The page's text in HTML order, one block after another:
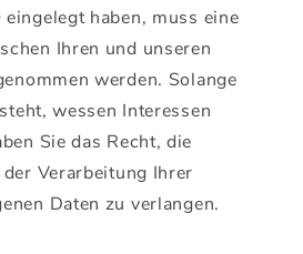
haben, muss eine
Ihren und unseren
werden. Solange
wessen Interessen
Sie das Recht, die
Verarbeitung Ihrer
Daten zu verlangen.